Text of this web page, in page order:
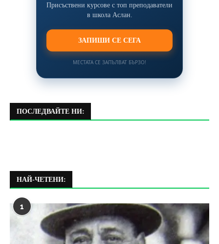
Присъствени курсове с топ преподаватели
в школа Аслан.
ЗАПИШИ СЕ СЕГА
МЕСТАТА СЕ ЗАПЪЛВАТ БЪРЗО!
ПОСЛЕДВАЙТЕ НИ:
НАЙ-ЧЕТЕНИ:
1